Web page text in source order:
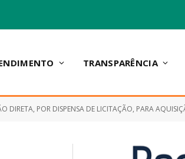
TRANSPARÊNCIA
DISPENSA DE LICITAÇÃO, PARA AQUISIÇÃO DE TESTE